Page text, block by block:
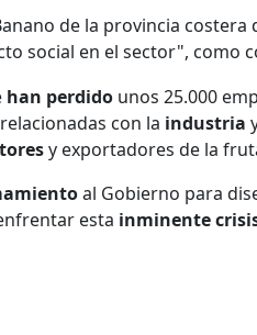
de la provincia costera
social en el sector", como
han perdido unos 25.000
con la industria
y exportadores de la
al Gobierno para
esta inminente